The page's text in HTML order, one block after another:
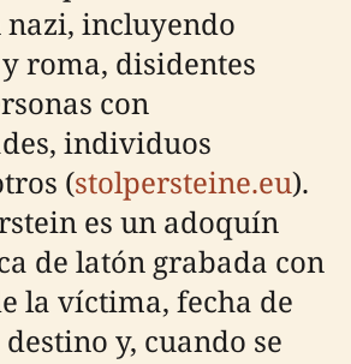
incluyendo
roma, disidentes
con
individuos
(stolpersteine.eu).
es un adoquín
de latón grabada con
la víctima, fecha de
y, cuando se